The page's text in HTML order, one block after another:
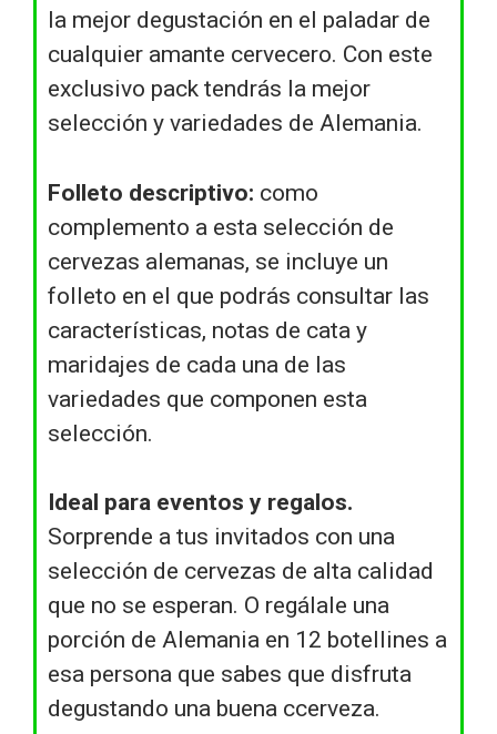
la mejor degustación en el paladar de
cualquier amante cervecero. Con este
exclusivo pack tendrás la mejor
selección y variedades de Alemania.
Folleto descriptivo: como
complemento a esta selección de
cervezas alemanas, se incluye un
folleto en el que podrás consultar las
características, notas de cata y
maridajes de cada una de las
variedades que componen esta
selección.
Ideal para eventos y regalos.
Sorprende a tus invitados con una
selección de cervezas de alta calidad
que no se esperan. O regálale una
porción de Alemania en 12 botellines a
esa persona que sabes que disfruta
degustando una buena ccerveza.